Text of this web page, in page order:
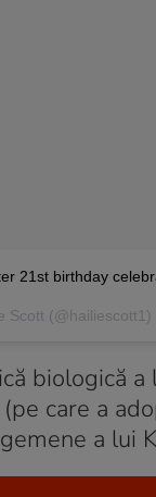
21st birthday
Scott (@hailiescott1)
biologică
care a
a lui